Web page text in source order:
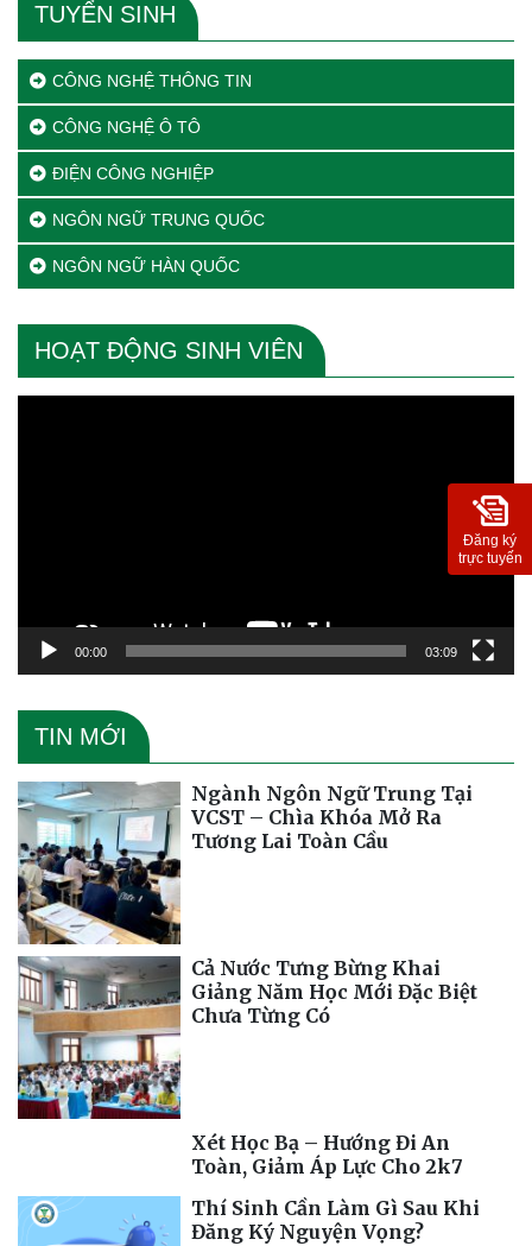
TUYỂN SINH
CÔNG NGHỆ THÔNG TIN
CÔNG NGHỆ Ô TÔ
ĐIỆN CÔNG NGHIỆP
NGÔN NGỮ TRUNG QUỐC
NGÔN NGỮ HÀN QUỐC
HOẠT ĐỘNG SINH VIÊN
00:00 03:09
TIN MỚI
Ngành Ngôn Ngữ Trung Tại
VCST – Chìa Khóa Mở Ra
Tương Lai Toàn Cầu
Cả Nước Tưng Bừng Khai
Giảng Năm Học Mới Đặc Biệt
Chưa Từng Có
Xét Học Bạ – Hướng Đi An
Toàn, Giảm Áp Lực Cho 2k7
Thí Sinh Cần Làm Gì Sau Khi
Đăng Ký Nguyện Vọng?
Đăng ký
trực tuyến